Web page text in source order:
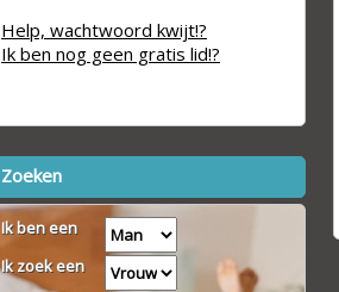
Help, wachtwoord kwijt!?
Ik ben nog geen gratis lid!?
Zoeken
Ik ben een
Ik zoek een